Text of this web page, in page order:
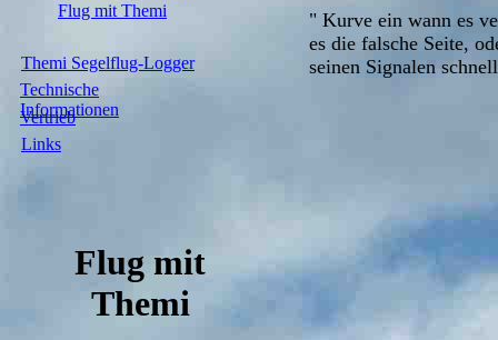
Links
Vertrieb
Technische
Informationen
Themi Segelflug-Logger
Flug mit Themi
Flug mit
Themi
" Kurve ein wann es
es die falsche Seite,
seinen Signalen